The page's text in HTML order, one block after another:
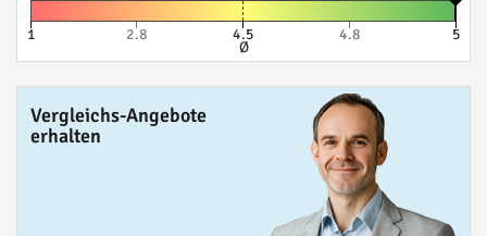
1 2.8 4.5
Ø
4.8 5
Vergleichs-Angebote
erhalten